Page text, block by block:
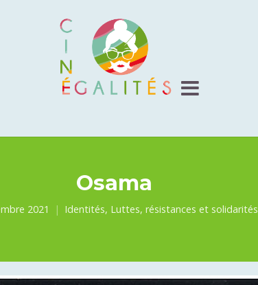
Osama
2021 Identités, Luttes, résistances et solidarités